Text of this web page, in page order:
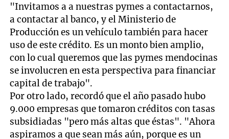
"Invitamos a a nuestras pymes a contactarnos,
a contactar al banco, y el Ministerio de
Producción es un vehículo también para hacer
uso de este crédito. Es un monto bien amplio,
con lo cual queremos que las pymes mendocinas
se involucren en esta perspectiva para financiar
capital de trabajo".
Por otro lado, recordó que el año pasado hubo
9.000 empresas que tomaron créditos con tasas
subsidiadas "pero más altas que éstas". "Ahora
aspiramos a que sean más aún, porque es un